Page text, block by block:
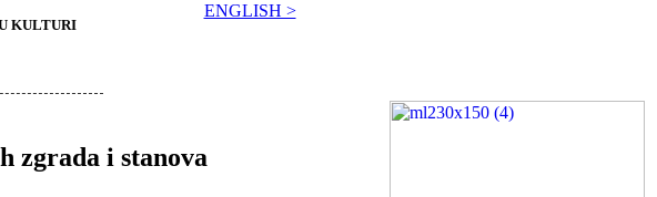
KULTURI
ENGLISH >
zgrada i stanova